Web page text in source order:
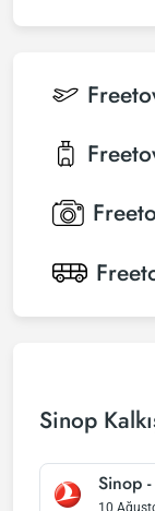
Sinop
Sinop
10